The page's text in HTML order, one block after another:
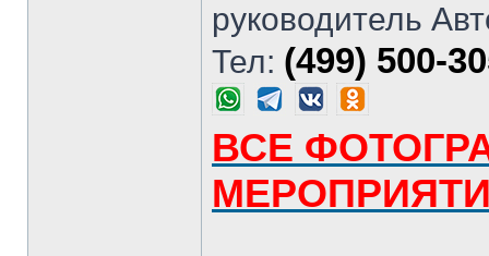
руководитель
Тел: (499) 500-
ВСЕ